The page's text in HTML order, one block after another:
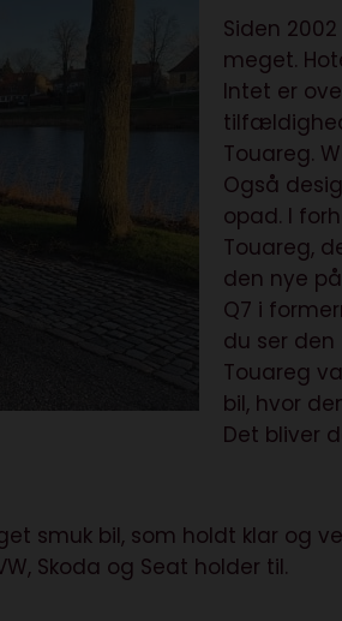
Siden
meget.
Intet er
Touareg.
Også
opad. I
Touareg,
den nye
Q7 i
du ser
Touareg
bil, hvor
Det bliver
smuk bil, som holdt klar og
Skoda og Seat holder til.